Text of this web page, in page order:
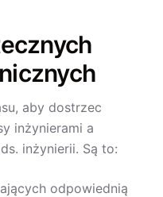
aby dostrzec
inżynierami a
inżynierii. Są to:
odpowiednią